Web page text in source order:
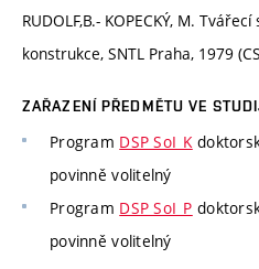
RUDOLF,B.- KOPECKÝ, M.
konstrukce, SNTL Praha, 1979
ZAŘAZENÍ PŘEDMĚTU VE
Program DSP SoI_K
povinně volitelný
Program DSP SoI_P
povinně volitelný